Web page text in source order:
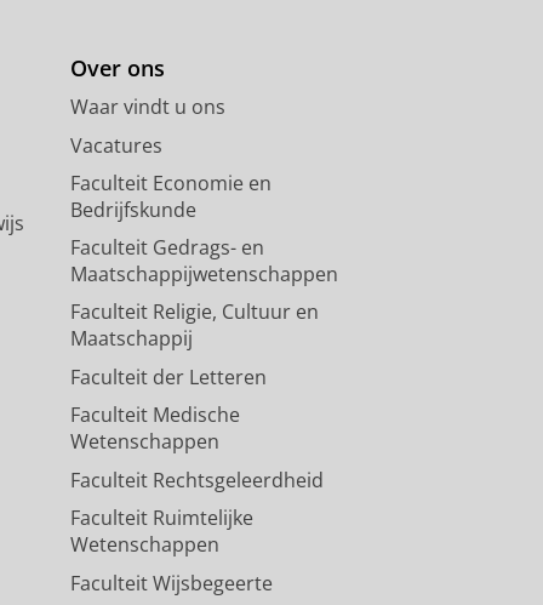
Over ons
Waar vindt u ons
Vacatures
Faculteit Economie en
Bedrijfskunde
Faculteit Gedrags- en
Maatschappijwetenschappen
Faculteit Religie, Cultuur en
Maatschappij
Faculteit der Letteren
Faculteit Medische
Wetenschappen
Faculteit Rechtsgeleerdheid
Faculteit Ruimtelijke
Wetenschappen
Faculteit Wijsbegeerte